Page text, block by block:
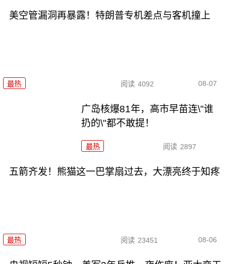
美空管漏洞再暴露！特朗普专机差点与客机撞上
最热 阅读 4092 08-07
广岛核爆81年，高市早苗连\"谁
扔的\"都不敢提！
最热 阅读 2897
五箭齐发！熊猫这一巴掌扇过去，大漂亮终于知疼
最热 阅读 23451 08-06